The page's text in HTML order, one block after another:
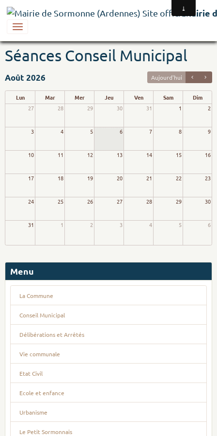
Mairie
Séances Conseil Municipal
Août 2026 Aujourd'hui
Lun Mar Mer Jeu Ven Sam
Dim
27
28 29 30 31 1 2
3 4 5 6 7 8 9
10 11 12 13 14 15 16
17 18 19 20 21 22 23
24 25 26 27 28 29 30
31 1 2 3 4 5 6
Menu
La Commune
Conseil Municipal
Délibérations et Arrêtés
Vie communale
Etat Civil
Ecole et enfance
Urbanisme
Le Petit Sormonnais